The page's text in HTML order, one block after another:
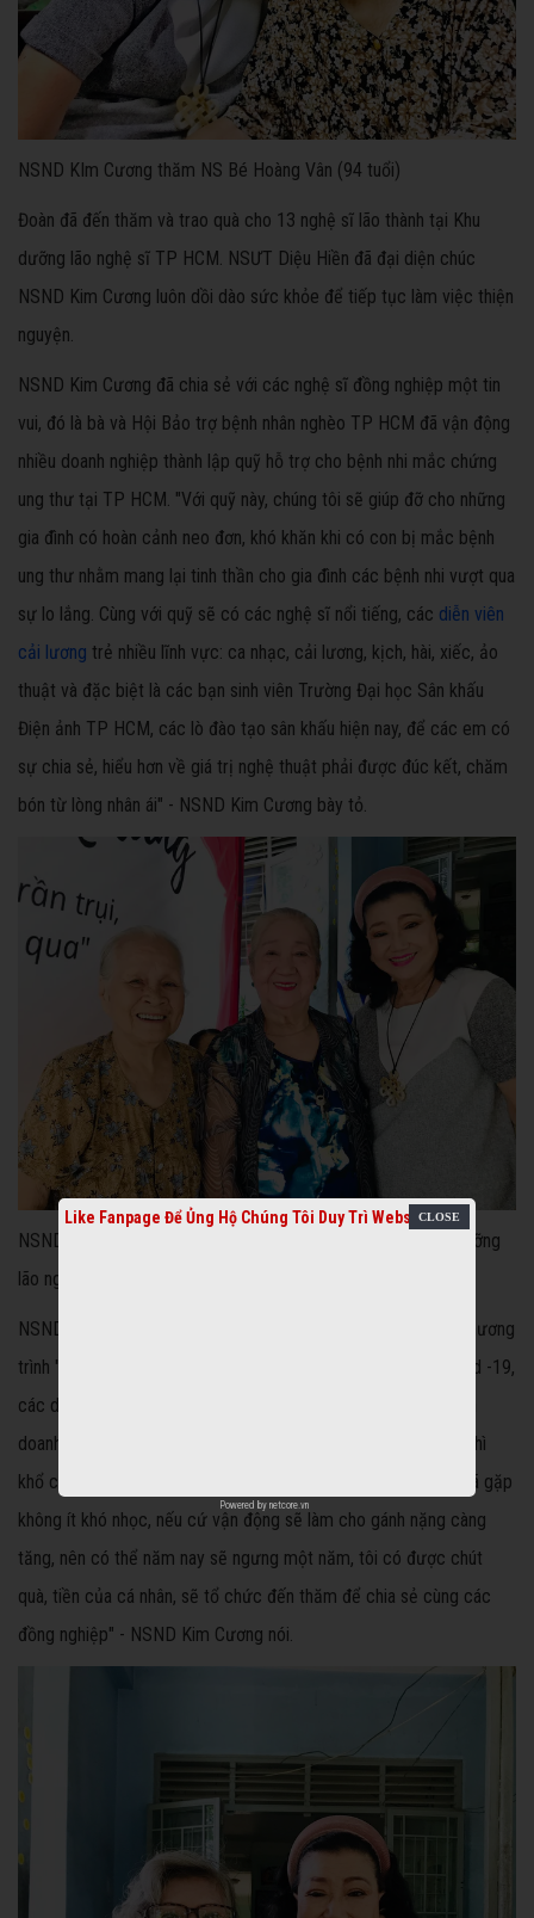
NSND KIm Cương thăm NS Bé Hoàng Vân (94 tuổi)
Đoàn đã đến thăm và trao quà cho 13 nghệ sĩ lão thành tại Khu
dưỡng lão nghệ sĩ TP HCM. NSƯT Diệu Hiền đã đại diện chúc
NSND Kim Cương luôn dồi dào sức khỏe để tiếp tục làm việc thiện
nguyện.
NSND Kim Cương đã chia sẻ với các nghệ sĩ đồng nghiệp một tin
vui, đó là bà và Hội Bảo trợ bệnh nhân nghèo TP HCM đã vận động
nhiều doanh nghiệp thành lập quỹ hỗ trợ cho bệnh nhi mắc chứng
ung thư tại TP HCM. "Với quỹ này, chúng tôi sẽ giúp đỡ cho những
gia đình có hoàn cảnh neo đơn, khó khăn khi có con bị mắc bệnh
ung thư nhằm mang lại tinh thần cho gia đình các bệnh nhi vượt qua
sự lo lắng. Cùng với quỹ sẽ có các nghệ sĩ nổi tiếng, các diễn viên
cải lương trẻ nhiều lĩnh vực: ca nhạc, cải lương, kịch, hài, xiếc, ảo
thuật và đặc biệt là các bạn sinh viên Trường Đại học Sân khấu
Điện ảnh TP HCM, các lò đào tạo sân khấu hiện nay, để các em có
sự chia sẻ, hiểu hơn về giá trị nghệ thuật phải được đúc kết, chăm
bón từ lòng nhân ái" - NSND Kim Cương bày tỏ.
NSND KIm Cương thăm NS Ngọc Đáng, Thiên Kim tại Khu dưỡng
lão nghệ sĩ TP HCM
NSND KIm Cương cho biết có thể năm nay sẽ khó tổ chức chương
trình "Nghệ sĩ tri âm", vì cả nước phòng chống dịch bệnh Covid -19,
các doanh nghiệp bị ảnh hưởng khiến hoạt động sản xuất, kinh
doanh khó đạt được hiệu quả. "Mình tổ chức mà đi vận động thì
khổ cho các doanh nghiệp. Bạn bè tôi là các nhà kinh doanh đã gặp
không ít khó nhọc, nếu cứ vận động sẽ làm cho gánh nặng càng
tăng, nên có thể năm nay sẽ ngưng một năm, tôi có được chút
quà, tiền của cá nhân, sẽ tổ chức đến thăm để chia sẻ cùng các
đồng nghiệp" - NSND Kim Cương nói.
Like Fanpage Để Ủng Hộ Chúng Tôi Duy Trì Website
Powered by netcore.vn